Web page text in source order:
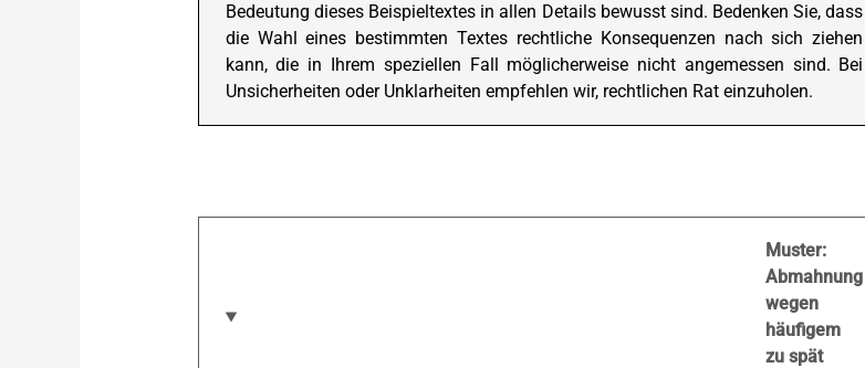
Bedeutung dieses Beispieltextes in allen Details bewusst sind. Bedenken Sie, dass
die Wahl eines bestimmten Textes rechtliche Konsequenzen nach sich ziehen
kann, die in Ihrem speziellen Fall möglicherweise nicht angemessen sind. Bei
Unsicherheiten oder Unklarheiten empfehlen wir, rechtlichen Rat einzuholen.
Muster:
Abmahnung
wegen
häufigem
zu spät